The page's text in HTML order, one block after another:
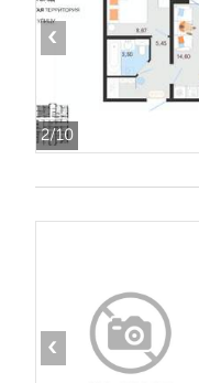
2/10
‹
‹